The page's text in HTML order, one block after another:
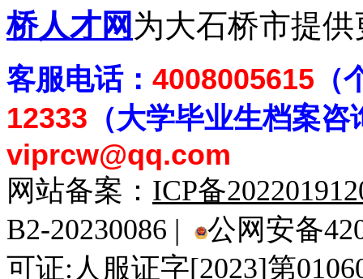
桥人才网 为大石桥市提
客服电话： 4008005615
12333 （大学毕业生档案咨
viprcw@qq.com
网站备案： ICP备
B2-20230086 |
公网安备
可证:人服证字[2023]第